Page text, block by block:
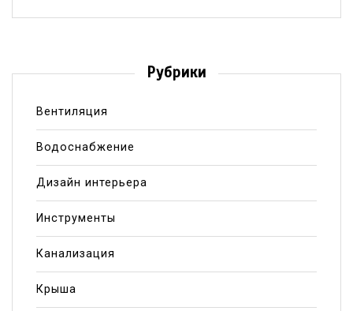
Рубрики
Вентиляция
Водоснабжение
Дизайн интерьера
Инструменты
Канализация
Крыша